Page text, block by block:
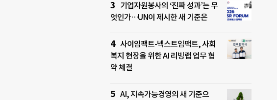
기업자원봉사의 ‘진짜 성과’는 무
엇인가…UN이 제시한 새 기준은
사이임팩트-넥스트임팩트, 사회
복지 현장을 위한 AI 리빙랩 업무 협
약 체결
AI, 지속가능경영의 새 기준으